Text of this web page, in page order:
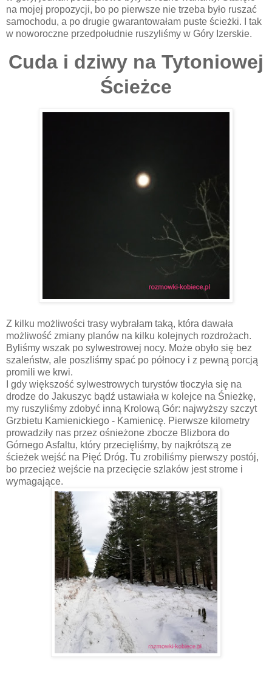
na mojej propozycji, bo po pierwsze nie trzeba było ruszać
samochodu, a po drugie gwarantowałam puste ścieżki. I tak
w noworoczne przedpołudnie ruszyliśmy w Góry Izerskie.
Cuda i dziwy na Tytoniowej
Ścieżce
Z kilku możliwości trasy wybrałam taką, która dawała
możliwość zmiany planów na kilku kolejnych rozdrożach.
Byliśmy wszak po sylwestrowej nocy. Może obyło się bez
szaleństw, ale poszliśmy spać po północy i z pewną porcją
promili we krwi.
I gdy większość sylwestrowych turystów tłoczyła się na
drodze do Jakuszyc bądź ustawiała w kolejce na Śnieżkę,
my ruszyliśmy zdobyć inną Krolową Gór: najwyższy szczyt
Grzbietu Kamienickiego - Kamienicę. Pierwsze kilometry
prowadziły nas przez ośnieżone zbocze Blizbora do
Górnego Asfaltu, który przecięliśmy, by najkrótszą ze
ścieżek wejść na Pięć Dróg. Tu zrobiliśmy pierwszy postój,
bo przecież wejście na przecięcie szlaków jest strome i
wymagające.